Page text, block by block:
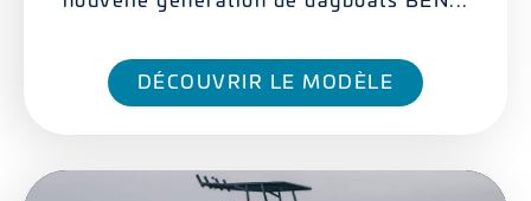
DÉCOUVRIR LE MODÈLE